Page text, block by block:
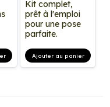
Kit complet,
prêt à l'emploi
pour une pose
parfaite.
Ajouter au panier